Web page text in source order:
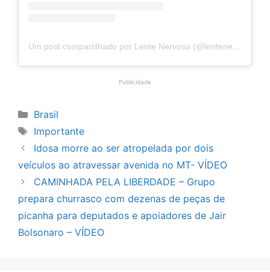
Um post compartilhado por Lente Nervosa (@lentenervosaoficial)
Publicidade
Categorias
Brasil
Tags
Importante
Idosa morre ao ser atropelada por dois
veículos ao atravessar avenida no MT- VÍDEO
CAMINHADA PELA LIBERDADE – Grupo
prepara churrasco com dezenas de peças de
picanha para deputados e apoiadores de Jair
Bolsonaro – VÍDEO